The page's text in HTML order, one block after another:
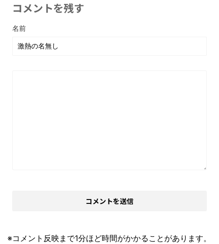
コメントを残す
名前
※コメント反映まで1分ほど時間がかかることがあります。